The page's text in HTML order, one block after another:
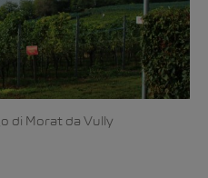
di Morat da Vully